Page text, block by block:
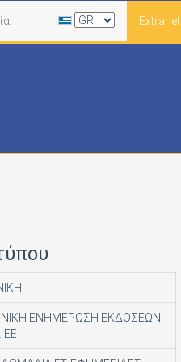
Extranet
ΕΝΗΜΕΡΩΣΗ ΕΚΔΟΣΕΩΝ